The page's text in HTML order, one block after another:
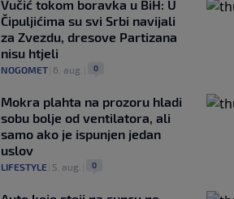
Vučić tokom boravka u BiH: U
Čipuljićima su svi Srbi navijali
za Zvezdu, dresove Partizana
nisu htjeli
NOGOMET 6. aug. 0
Mokra plahta na prozoru hladi
sobu bolje od ventilatora, ali
samo ako je ispunjen jedan
uslov
LIFESTYLE 5. aug. 0